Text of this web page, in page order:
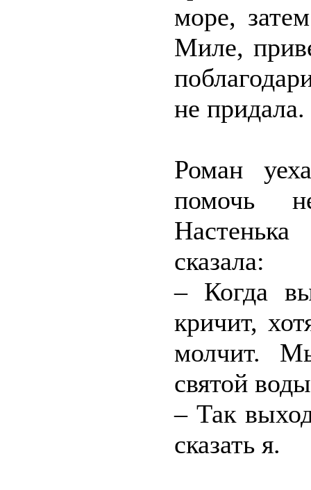
море,
Миле,
не
Роман
помочь
сказала:
– Когда
кричит,
молчит.
святой
– Так
сказать я.